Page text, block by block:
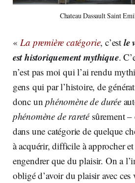
Chateau Dassault Saint
« La première catégorie, c’est le
est historiquement mythique.
n’est pas moi qui l’ai rendu
gens qui par l’histoire, de
donc unphénomène de durée
phénomène de raretésûrement –
dans une catégorie de quelque
à acquérir, difficile à approcher
engendrer que du plaisir. On a
obligé d’avoir du plaisir avec ces